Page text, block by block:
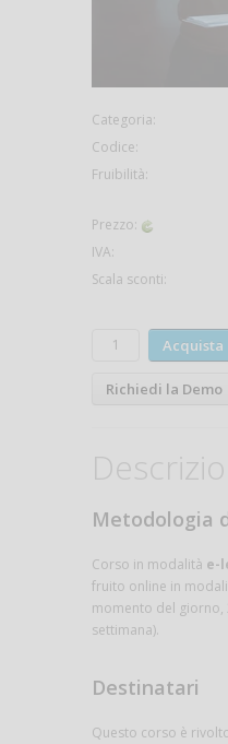
Categoria:
Codice:
Fruibilità:
Prezzo:
IVA:
Scala sconti:
Acquista
Richiedi la Demo
Metodologia
Corso in modalità e-
fruito online in
momento del giorno,
settimana).
Destinatari
Questo corso è